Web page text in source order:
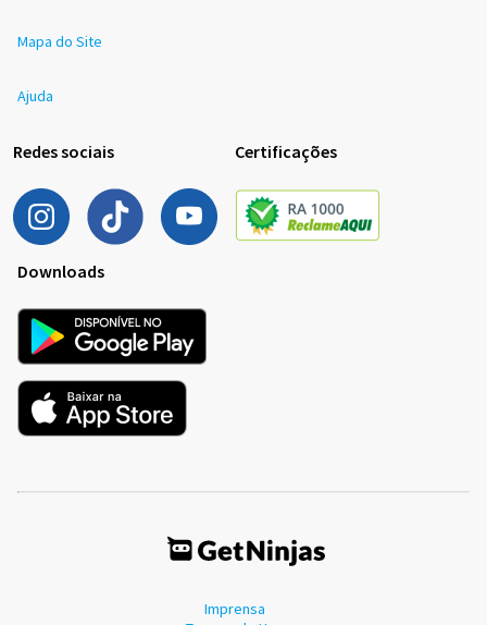
Mapa do Site
Ajuda
Redes sociais Certificações
Downloads
Imprensa